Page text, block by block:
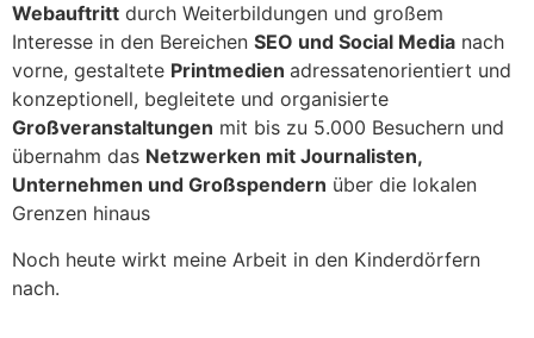
Webauftritt durch Weiterbildungen und großem
Interesse in den Bereichen SEO und Social Media nach
vorne, gestaltete Printmedien adressatenorientiert und
konzeptionell, begleitete und organisierte
Großveranstaltungen mit bis zu 5.000 Besuchern und
übernahm das Netzwerken mit Journalisten,
Unternehmen und Großspendern über die lokalen
Grenzen hinaus
Noch heute wirkt meine Arbeit in den Kinderdörfern
nach.